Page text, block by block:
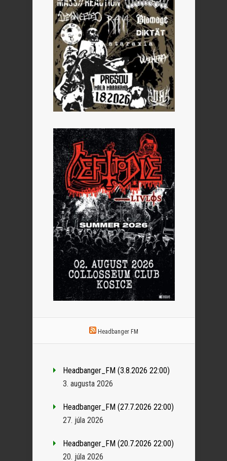
Headbanger FM
Headbanger_FM (3.8.2026 22:00)
3. augusta 2026
Headbanger_FM (27.7.2026 22:00)
27. júla 2026
Headbanger_FM (20.7.2026 22:00)
20. júla 2026